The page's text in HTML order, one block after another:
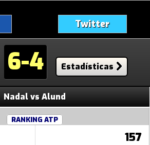
Nadal vs Alund
RANKING ATP
157
Twitter
6-4 Estadísticas